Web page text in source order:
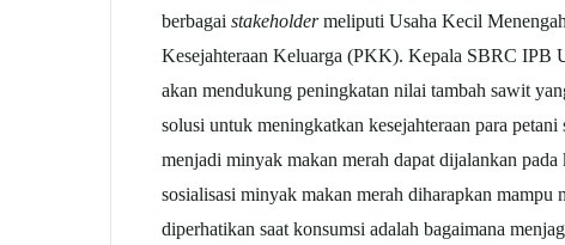
berbagai stakeholdermeliputi Usaha Kecil
Kesejahteraan Keluarga (PKK). Kepala SBRC IPB
akan mendukung peningkatan nilai tambah sawit
solusi untuk meningkatkan kesejahteraan para
menjadi minyak makan merah dapat dijalankan
sosialisasi minyak makan merah diharapkan
diperhatikan saat konsumsi adalah bagaimana